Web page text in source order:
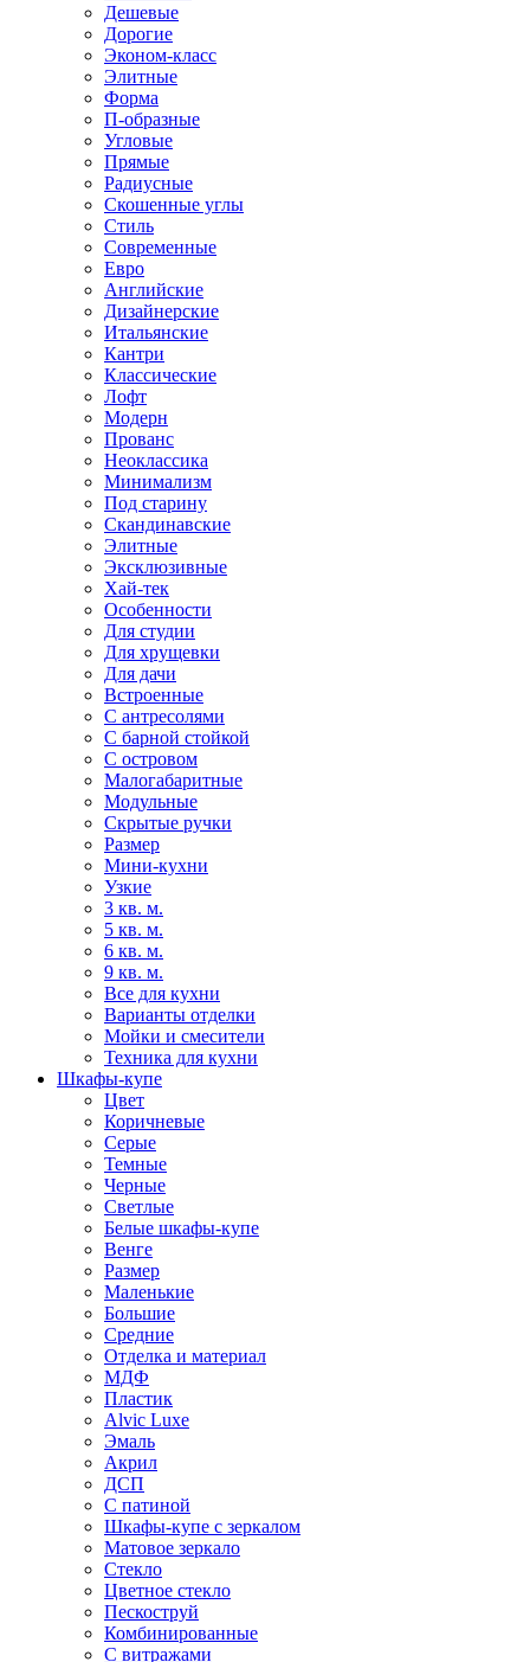
Дешевые
Дорогие
Эконом-класс
Элитные
Форма
П-образные
Угловые
Прямые
Радиусные
Скошенные углы
Стиль
Современные
Евро
Английские
Дизайнерские
Итальянские
Кантри
Классические
Лофт
Модерн
Прованс
Неоклассика
Минимализм
Под старину
Скандинавские
Элитные
Эксклюзивные
Хай-тек
Особенности
Для студии
Для хрущевки
Для дачи
Встроенные
С антресолями
С барной стойкой
С островом
Малогабаритные
Модульные
Скрытые ручки
Размер
Мини-кухни
Узкие
3 кв. м.
5 кв. м.
6 кв. м.
9 кв. м.
Все для кухни
Варианты отделки
Мойки и смесители
Техника для кухни
Шкафы-купе
Цвет
Коричневые
Серые
Темные
Черные
Светлые
Белые шкафы-купе
Венге
Размер
Маленькие
Большие
Средние
Отделка и материал
МДФ
Пластик
Alvic Luxe
Эмаль
Акрил
ДСП
С патиной
Шкафы-купе с зеркалом
Матовое зеркало
Стекло
Цветное стекло
Пескоструй
Комбинированные
С витражами